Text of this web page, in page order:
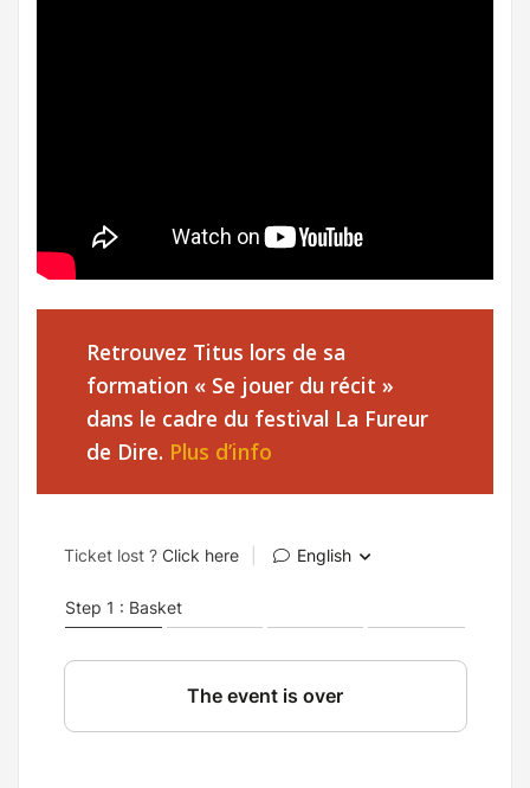
Retrouvez Titus lors de sa
formation « Se jouer du récit »
dans le cadre du festival La Fureur
de Dire. Plus d’info